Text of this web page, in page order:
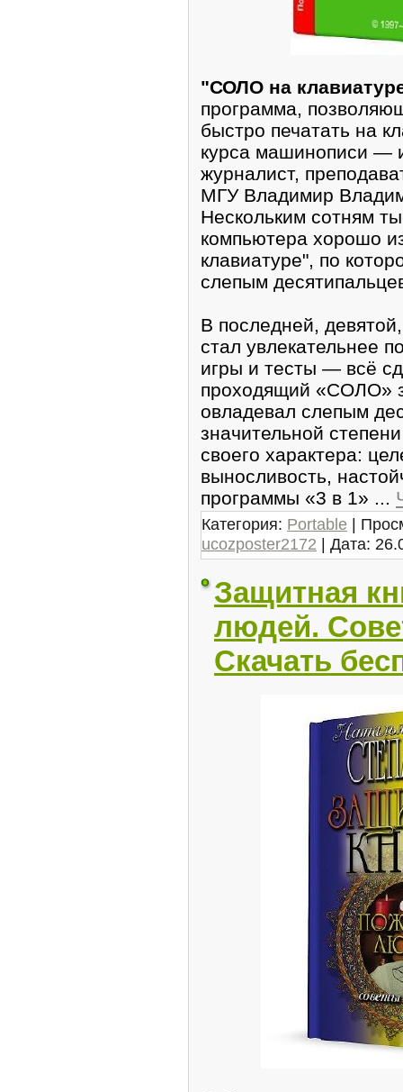
"СОЛО на
программа,
быстро печатать на
курса машинописи —
журналист,
МГУ Владимир
Нескольким сотням
компьютера хорошо
клавиатуре", по
слепым
В последней,
стал увлекательнее
игры и тесты — всё
проходящий «СОЛО»
овладевал слепым
значительной
своего характера:
выносливость,
программы «3 в 1» ...
Категория: Portable |
ucozposter2172 | Дата:
Защитная
людей.
Скачать